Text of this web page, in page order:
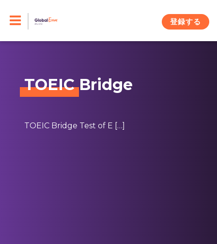
登録する
TOEICBridge
TOEIC Bridge Test of E […]